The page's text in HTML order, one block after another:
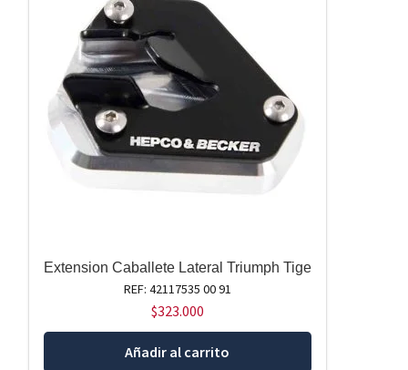
Extension Caballete Lateral Triumph Tige
REF: 42117535 00 91
$323.000
Añadir al carrito